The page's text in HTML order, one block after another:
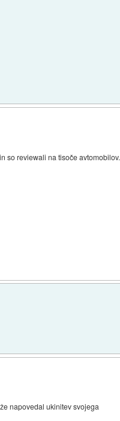
so reviewali na tisoče avtomobilov.
napovedal ukinitev svojega